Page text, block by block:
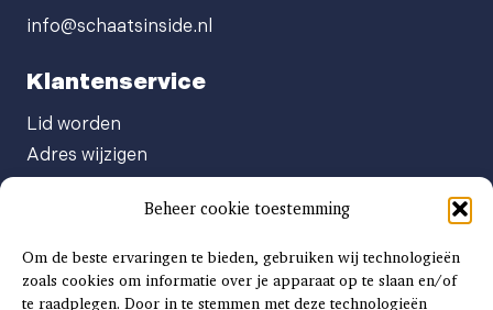
Beheer cookie toestemming
Om de beste ervaringen te bieden, gebruiken wij technologieën
zoals cookies om informatie over je apparaat op te slaan en/of
te raadplegen. Door in te stemmen met deze technologieën
info@schaatsinside.nl
Klantenservice
Lid worden
Adres wijzigen
Abonnement opzeggen
Afgeven automatische incasso
Factuur betalen